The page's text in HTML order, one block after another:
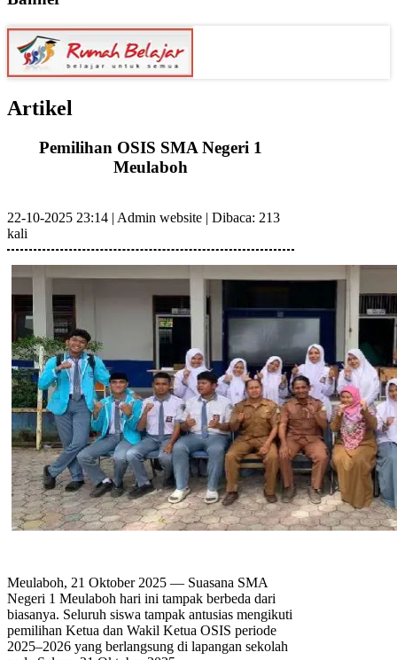
Artikel
Pemilihan OSIS SMA Negeri 1
Meulaboh
22-10-2025 23:14 | Admin website | Dibaca: 213
kali
Meulaboh, 21 Oktober 2025 — Suasana SMA
Negeri 1 Meulaboh hari ini tampak berbeda dari
biasanya. Seluruh siswa tampak antusias mengikuti
pemilihan Ketua dan Wakil Ketua OSIS periode
2025–2026 yang berlangsung di lapangan sekolah